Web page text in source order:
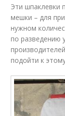
Эти шпаклевки
мешки – для
нужном
по разведению
подойти к